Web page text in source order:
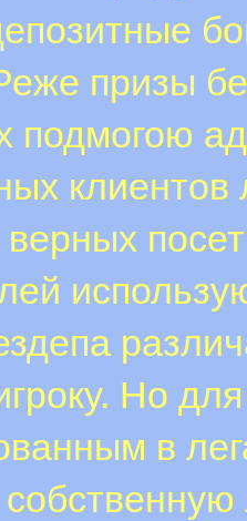
призы
подмогою
клиентов
верных
Но
в